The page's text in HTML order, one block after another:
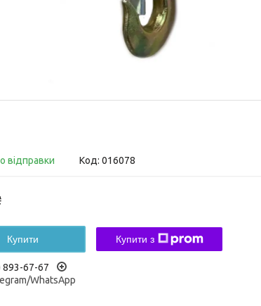
відправки Код: 016078
Купити Купити з
893-67-67
WhatsApp